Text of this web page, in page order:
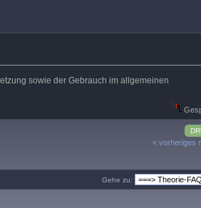
sowie der Gebrauch im allgemeinen
« vorheriges
Gehe zu: